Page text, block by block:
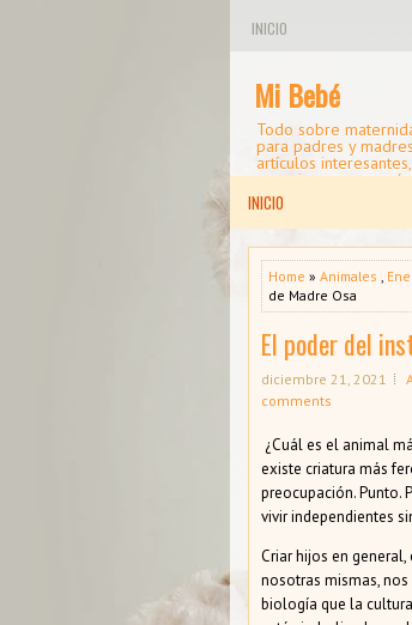
INICIO
Mi Bebé
Todo sobre
para padres y
artículos
consejos para mamá
INICIO
Home » Animales ,
de Madre Osa
El poder del
diciembre 21, 2021
comments
¿Cuál es el animal
existe criatura más
preocupación. Punto.
vivir independientes
Criar hijos en
nosotras mismas,
biología que la